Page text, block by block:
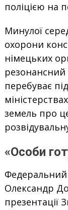
поліцією на
Минулої
охорони
німецьких
резонансний
перебуває
земель про
«Особи
Федеральний
Олександр
презентації